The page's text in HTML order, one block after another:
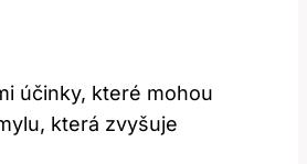
účinky, které mohou
která zvyšuje